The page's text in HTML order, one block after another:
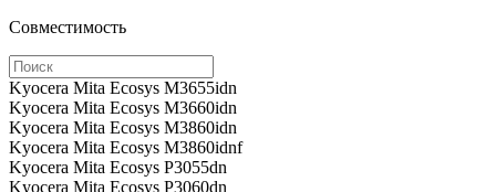
Совместимость
Kyocera Mita Ecosys M3655idn
Kyocera Mita Ecosys M3660idn
Kyocera Mita Ecosys M3860idn
Kyocera Mita Ecosys M3860idnf
Kyocera Mita Ecosys P3055dn
Kyocera Mita Ecosys P3060dn